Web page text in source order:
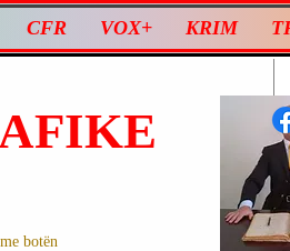
CFR VOX+ KRIM
botën